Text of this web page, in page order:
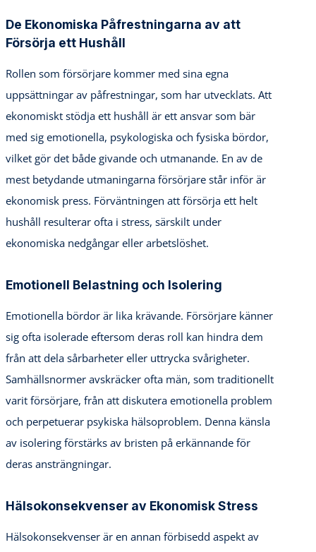
De Ekonomiska Påfrestningarna av att
Försörja ett Hushåll
Rollen som försörjare kommer med sina egna
uppsättningar av påfrestningar, som har utvecklats. Att
ekonomiskt stödja ett hushåll är ett ansvar som bär
med sig emotionella, psykologiska och fysiska bördor,
vilket gör det både givande och utmanande. En av de
mest betydande utmaningarna försörjare står inför är
ekonomisk press. Förväntningen att försörja ett helt
hushåll resulterar ofta i stress, särskilt under
ekonomiska nedgångar eller arbetslöshet.
Emotionell Belastning och Isolering
Emotionella bördor är lika krävande. Försörjare känner
sig ofta isolerade eftersom deras roll kan hindra dem
från att dela sårbarheter eller uttrycka svårigheter.
Samhällsnormer avskräcker ofta män, som traditionellt
varit försörjare, från att diskutera emotionella problem
och perpetuerar psykiska hälsoproblem. Denna känsla
av isolering förstärks av bristen på erkännande för
deras ansträngningar.
Hälsokonsekvenser av Ekonomisk Stress
Hälsokonsekvenser är en annan förbisedd aspekt av